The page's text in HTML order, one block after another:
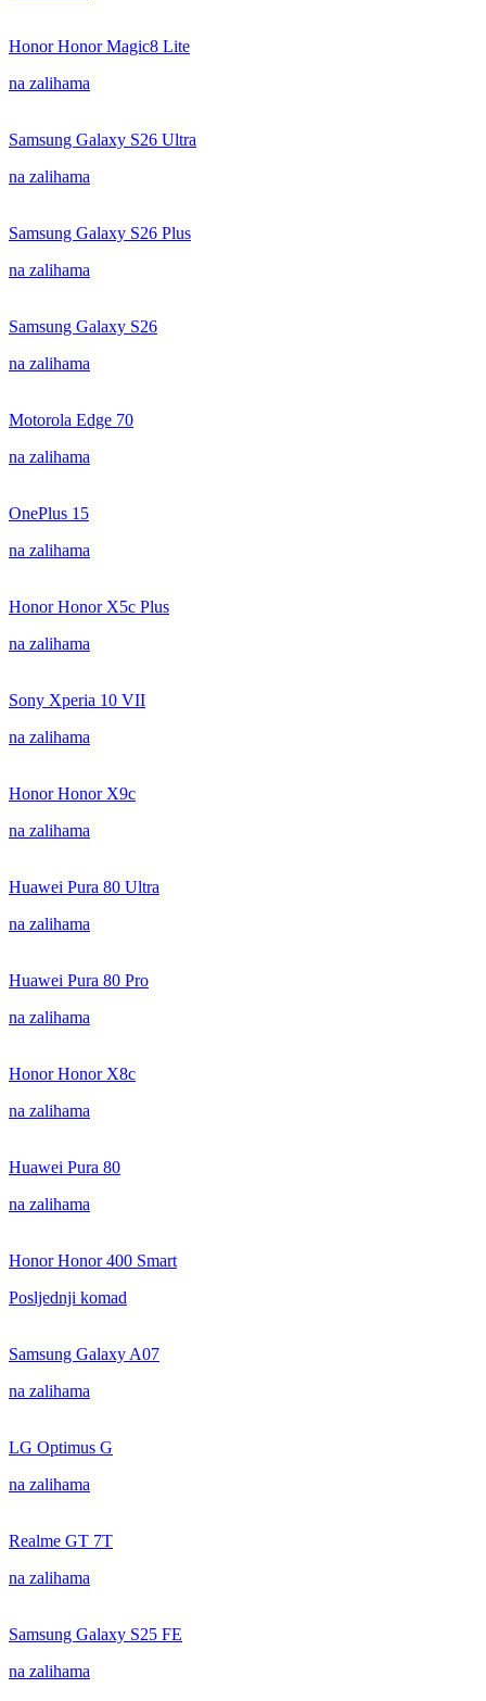
Honor Honor Magic8 Lite
na zalihama
Samsung Galaxy S26 Ultra
na zalihama
Samsung Galaxy S26 Plus
na zalihama
Samsung Galaxy S26
na zalihama
Motorola Edge 70
na zalihama
OnePlus 15
na zalihama
Honor Honor X5c Plus
na zalihama
Sony Xperia 10 VII
na zalihama
Honor Honor X9c
na zalihama
Huawei Pura 80 Ultra
na zalihama
Huawei Pura 80 Pro
na zalihama
Honor Honor X8c
na zalihama
Huawei Pura 80
na zalihama
Honor Honor 400 Smart
Posljednji komad
Samsung Galaxy A07
na zalihama
LG Optimus G
na zalihama
Realme GT 7T
na zalihama
Samsung Galaxy S25 FE
na zalihama